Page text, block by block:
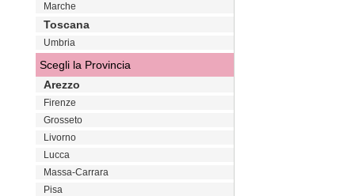
Marche
Toscana
Umbria
Scegli la Provincia
Arezzo
Firenze
Grosseto
Livorno
Lucca
Massa-Carrara
Pisa